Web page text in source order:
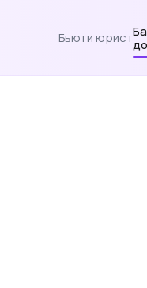
Бьюти юрист